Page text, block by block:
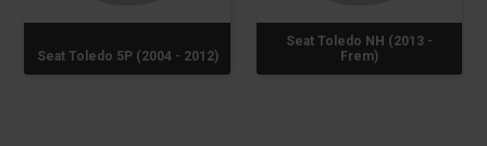
Seat Toledo 5P (2004 - 2012)
Seat Toledo NH (2013 -
Frem)